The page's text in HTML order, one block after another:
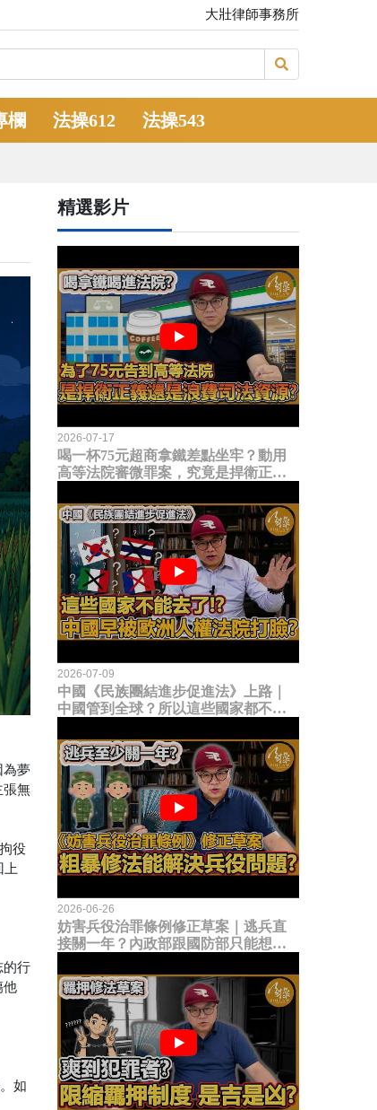
大壯律師事務所
欄 法操612 法操543
為夢
張無
役
上
的行
他
如
精選影片
2026-07-17
喝一杯75元超商拿鐵差點坐牢？動用
高等法院審微罪案，究竟是捍衛正義
2026-07-09
中國《民族團結進步促進法》上路｜
中國管到全球？所以這些國家都不能
臉？
2026-06-26
妨害兵役治罪條例修正草案｜逃兵直
接關一年？內政部跟國防部只能想到
題？